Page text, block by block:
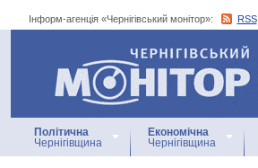
Інформ-агенція «Чернігівський монітор»: RSS
Інформ-агенція
«Чернігівський монітор»
Політична
Чернігівщина
Економічна
Чернігівщина